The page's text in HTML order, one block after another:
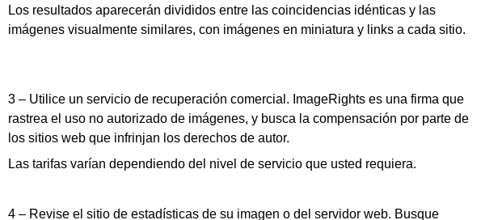
Los resultados aparecerán divididos entre las coincidencias idénticas y las
imágenes visualmente similares, con imágenes en miniatura y links a cada sitio.
3 – Utilice un servicio de recuperación comercial. ImageRights es una firma que
rastrea el uso no autorizado de imágenes, y busca la compensación por parte de
los sitios web que infrinjan los derechos de autor.
Las tarifas varían dependiendo del nivel de servicio que usted requiera.
4 – Revise el sitio de estadísticas de su imagen o del servidor web. Busque